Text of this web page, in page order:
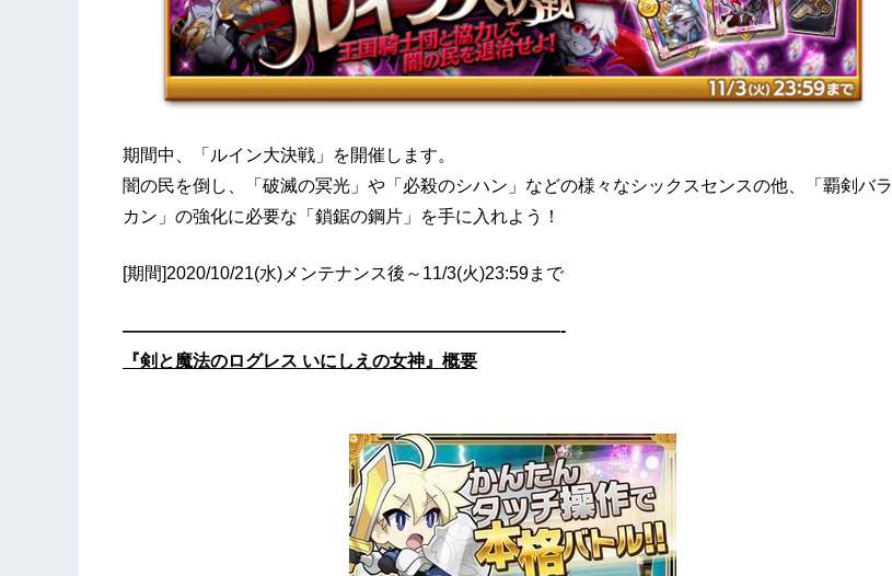
期間中、「ルイン大決戦」を開催します。
闇の民を倒し、「破滅の冥光」や「必殺のシハン」などの様々なシックスセンスの他、「覇剣バラ
カン」の強化に必要な「鎖鋸の鋼片」を手に入れよう！
[期間]2020/10/21(水)メンテナンス後～11/3(火)23:59まで
—————————————————————————-
『剣と魔法のログレス いにしえの女神』概要